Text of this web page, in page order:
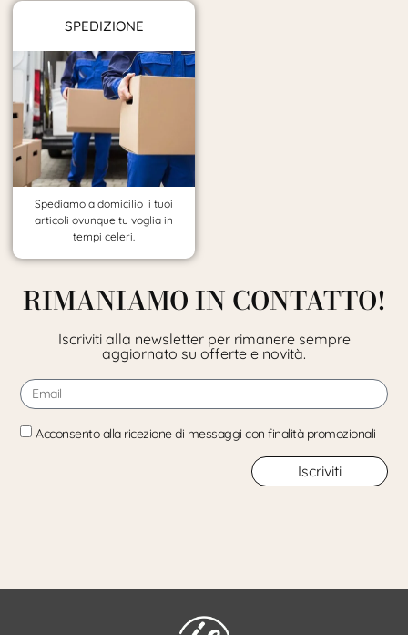
SPEDIZIONE
Spediamo a domicilio i tuoi
articoli ovunque tu voglia in
tempi celeri.
RIMANIAMO IN CONTATTO!
Iscriviti alla newsletter per rimanere sempre
aggiornato su offerte e novità.
Acconsento alla ricezione di messaggi con finalità promozionali
Iscriviti